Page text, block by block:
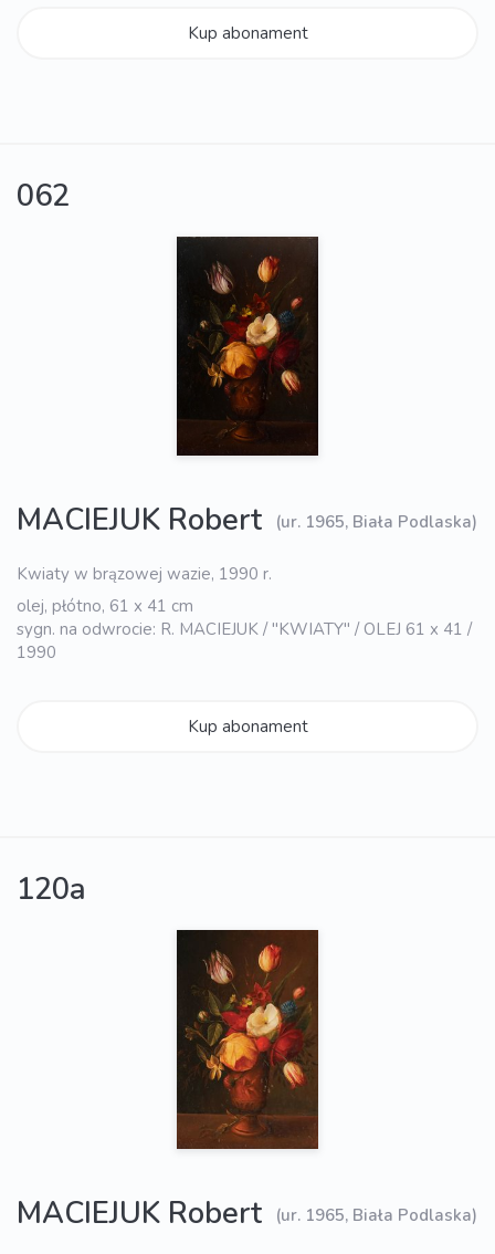
Kup abonament
062
MACIEJUK Robert (ur. 1965, Biała Podlaska)
Kwiaty w brązowej wazie, 1990 r.
olej, płótno, 61 x 41 cm
sygn. na odwrocie: R. MACIEJUK / "KWIATY" / OLEJ 61 x 41 /
1990
Kup abonament
120a
MACIEJUK Robert (ur. 1965, Biała Podlaska)